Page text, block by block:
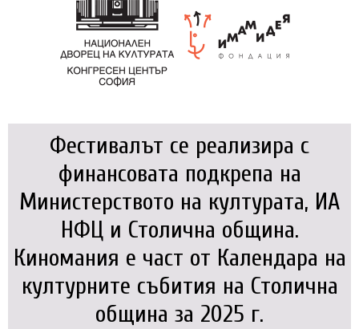
Фестивалът се реализира с
финансовата подкрепа на
Министерството на културата, ИА
НФЦ и Столична община.
Киномания е част от Календара на
културните събития на Столична
община за 2025 г.